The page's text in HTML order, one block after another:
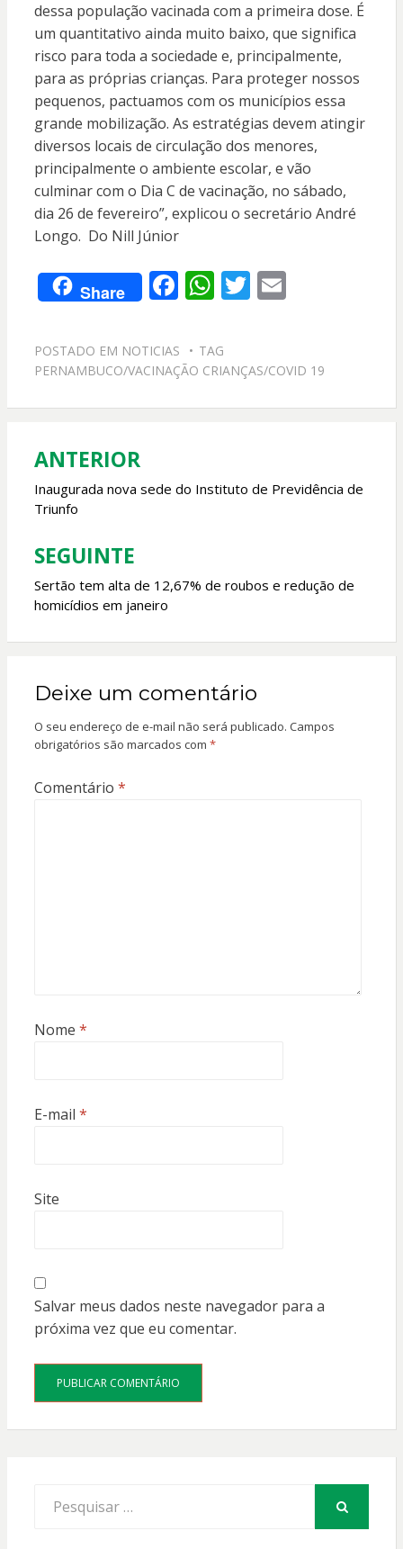
dessa população vacinada com a primeira dose. É
um quantitativo ainda muito baixo, que significa
risco para toda a sociedade e, principalmente,
para as próprias crianças. Para proteger nossos
pequenos, pactuamos com os municípios essa
grande mobilização. As estratégias devem atingir
diversos locais de circulação dos menores,
principalmente o ambiente escolar, e vão
culminar com o Dia C de vacinação, no sábado,
dia 26 de fevereiro”, explicou o secretário André
Longo. Do Nill Júnior
Share F
e
b
o
W
at
s
A
T
er
E
l
POSTADO EM NOTICIAS
TAG
PERNAMBUCO/VACINAÇÃO CRIANÇAS/COVID 19
Navegação
de
Post
ANTERIOR
Inaugurada nova sede do Instituto de Previdência de
Triunfo
SEGUINTE
Sertão tem alta de 12,67% de roubos e redução de
homicídios em janeiro
Deixe um comentário
O seu endereço de e-mail não será publicado. Campos
obrigatórios são marcados com *
Comentário *
Nome *
E-mail *
Site
Salvar meus dados neste navegador para a
próxima vez que eu comentar.
por: